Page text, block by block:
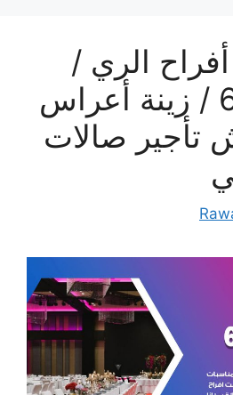
الري /
69694474 / زينة أعراس
تأجير صالات